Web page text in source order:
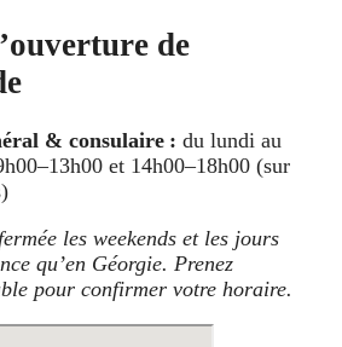
de
& consulaire : du lundi au
et 14h00–18h00 (sur
les weekends et les jours
qu’en Géorgie. Prenez
pour confirmer votre horaire.